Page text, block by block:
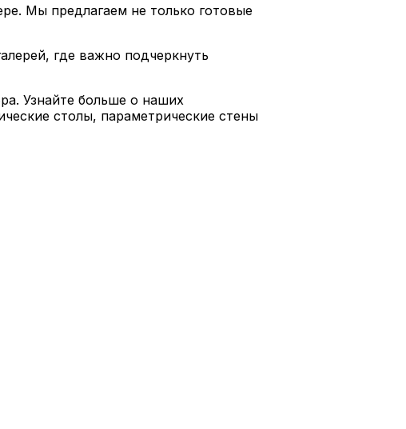
Мы предлагаем не только готовые
где важно подчеркнуть
Узнайте больше о наших
столы, параметрические стены